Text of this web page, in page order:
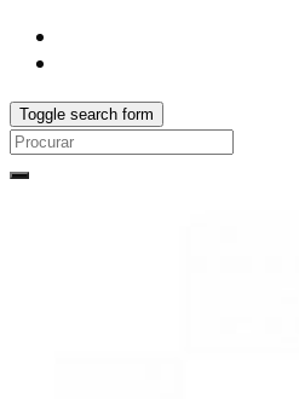
Toggle search form
Search